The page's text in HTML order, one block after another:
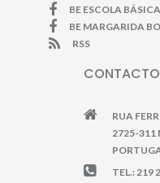
BE ESCOLA
BE MARGARIDA
RSS
RUA
2725-311
TEL.: 219